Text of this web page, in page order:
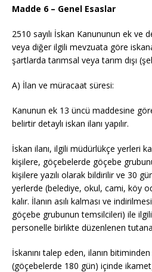
Madde 6 – Genel Esaslar
2510 sayılı İskan Kanununun ek ve
veya diğer ilgili mevzuata göre
şartlarda tarımsal veya tarım dışı
A) İlan ve müracaat süresi:
Kanunun ek 13 üncü maddesine
belirtir detaylı iskan ilanı yapılır.
İskan ilanı, ilgili müdürlükçe yerleri
kişilere, göçebelerde göçebe
kişilere yazılı olarak bildirilir ve 30
yerlerde (belediye, okul, cami, köy
kalır. İlanın asılı kalması ve
göçebe grubunun temsilcileri) ile
personelle birlikte düzenlenen
İskanını talep eden, ilanın
(göçebelerde 180 gün) içinde